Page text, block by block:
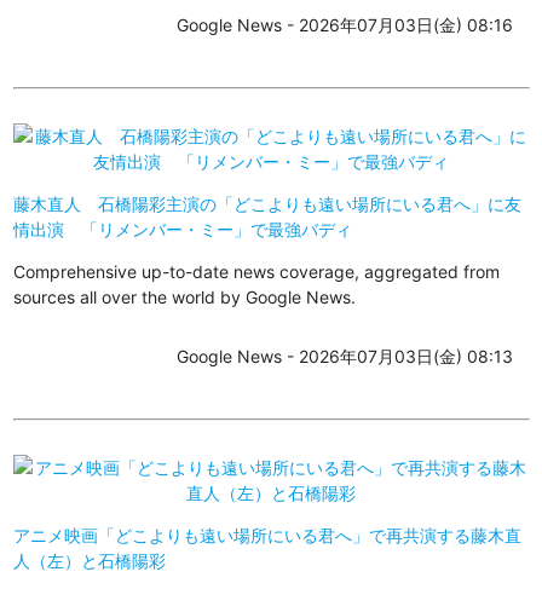
Google News - 2026年07月03日(金) 08:16
藤木直人 石橋陽彩主演の「どこよりも遠い場所にいる君へ」に友
情出演 「リメンバー・ミー」で最強バディ
Comprehensive up-to-date news coverage, aggregated from
sources all over the world by Google News.
Google News - 2026年07月03日(金) 08:13
アニメ映画「どこよりも遠い場所にいる君へ」で再共演する藤木直
人（左）と石橋陽彩